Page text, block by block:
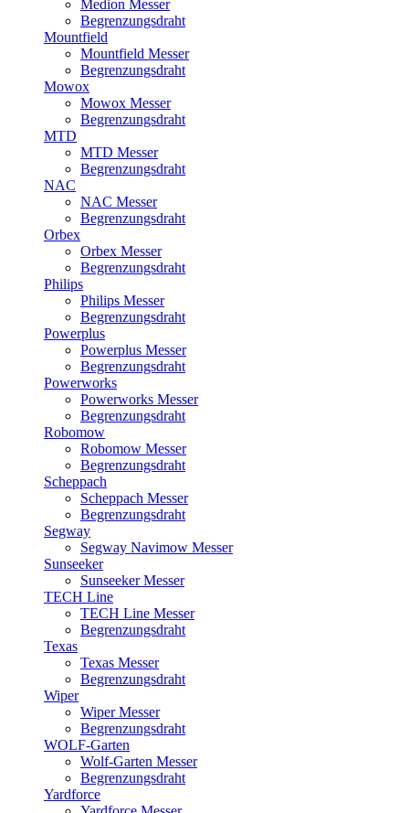
Medion Messer
Begrenzungsdraht
Mountfield
Mountfield Messer
Begrenzungsdraht
Mowox
Mowox Messer
Begrenzungsdraht
MTD
MTD Messer
Begrenzungsdraht
NAC
NAC Messer
Begrenzungsdraht
Orbex
Orbex Messer
Begrenzungsdraht
Philips
Philips Messer
Begrenzungsdraht
Powerplus
Powerplus Messer
Begrenzungsdraht
Powerworks
Powerworks Messer
Begrenzungsdraht
Robomow
Robomow Messer
Begrenzungsdraht
Scheppach
Scheppach Messer
Begrenzungsdraht
Segway
Segway Navimow Messer
Sunseeker
Sunseeker Messer
TECH Line
TECH Line Messer
Begrenzungsdraht
Texas
Texas Messer
Begrenzungsdraht
Wiper
Wiper Messer
Begrenzungsdraht
WOLF-Garten
Wolf-Garten Messer
Begrenzungsdraht
Yardforce